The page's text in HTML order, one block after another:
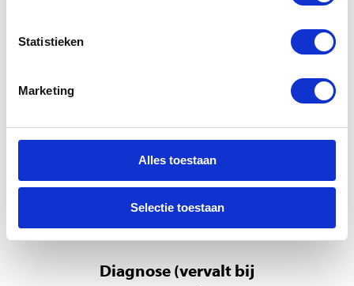
Statistieken
Marketing
Alles toestaan
Selectie toestaan
Kies reparatie
Diagnose (vervalt bij